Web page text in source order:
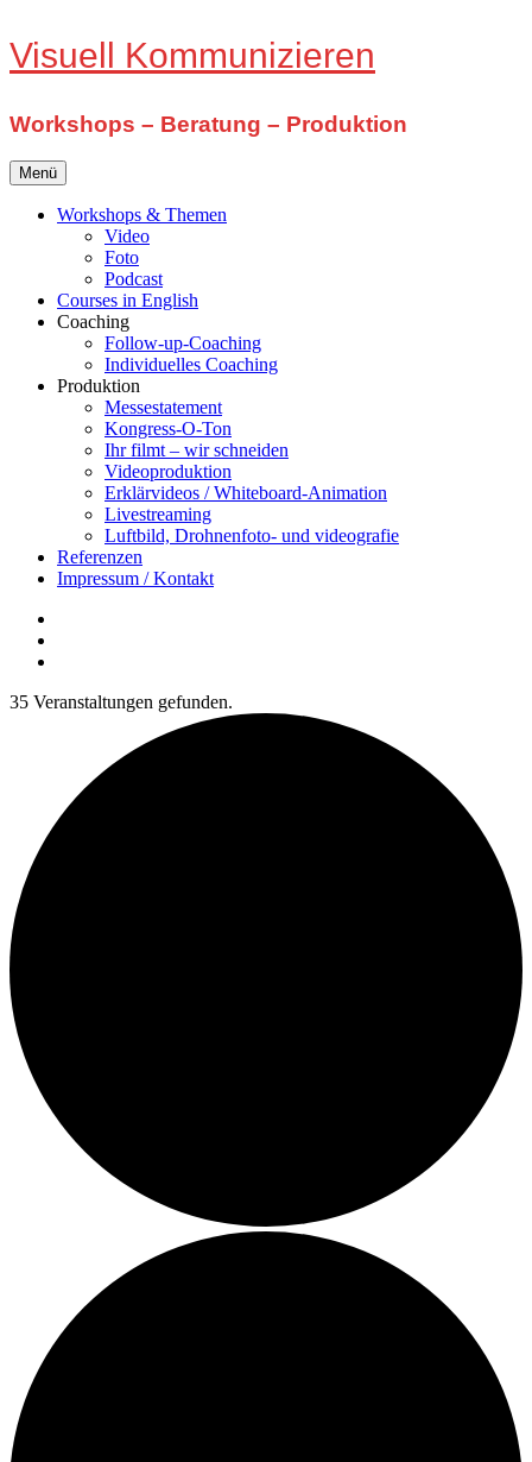
Zum
Inhalt
Visuell Kommunizieren
Workshops – Beratung – Produktion
Menü
Workshops & Themen
Video
Foto
Podcast
Courses in English
Coaching
Follow-up-Coaching
Individuelles Coaching
Produktion
Messestatement
Kongress-O-Ton
Ihr filmt – wir schneiden
Videoproduktion
Erklärvideos / Whiteboard-Animation
Livestreaming
Luftbild, Drohnenfoto- und videografie
Referenzen
Impressum / Kontakt
35 Veranstaltungen gefunden.